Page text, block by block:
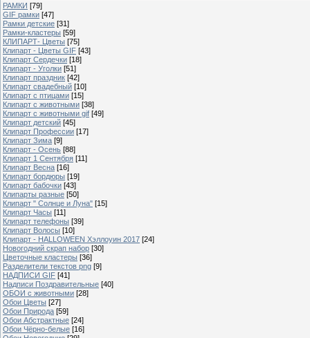
РАМКИ [79]
GIF рамки [47]
Рамки детские [31]
Рамки-кластеры [59]
КЛИПАРТ- Цветы [75]
Клипарт - Цветы GIF [43]
Клипарт Сердечки [18]
Клипарт - Уголки [51]
Клипарт праздник [42]
Клипарт свадебный [10]
Клипарт с птицами [15]
Клипарт с животными [38]
Клипарт с животными gif [49]
Клипарт детский [45]
Клипарт Профессии [17]
Клипарт Зима [9]
Клипарт - Осень [88]
Клипарт 1 Сентября [11]
Клипарт Весна [16]
Клипарт бордюры [19]
Клипарт бабочки [43]
Клипарты разные [50]
Клипарт " Солнце и Луна" [15]
Клипарт Часы [11]
Клипарт телефоны [39]
Клипарт Волосы [10]
Клипарт - HALLOWEEN Хэллоуин 2017 [24]
Новогодний скрап набор [30]
Цветочные кластеры [36]
Разделители текстов png [9]
НАДПИСИ GIF [41]
Надписи Поздравительные [40]
ОБОИ с животными [28]
Обои Цветы [27]
Обои Природа [59]
Обои Абстрактные [24]
Обои Чёрно-белые [16]